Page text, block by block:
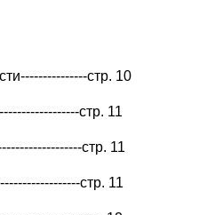
стр. 10
стр. 11
стр. 11
стр. 11